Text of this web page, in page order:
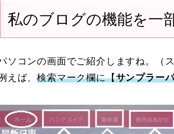
私のブログの機能を一
ソコンの画面でご紹介しますね。（
えば、検索マーク欄に【サンプラー